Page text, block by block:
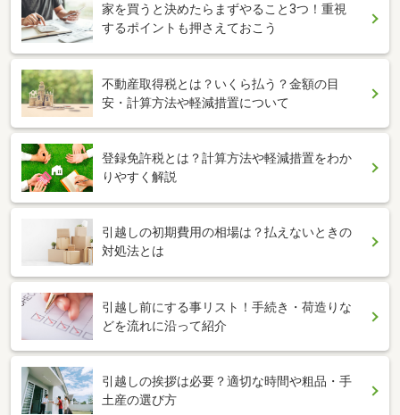
家を買うと決めたらまずやること3つ！重視
するポイントも押さえておこう
不動産取得税とは？いくら払う？金額の目
安・計算方法や軽減措置について
登録免許税とは？計算方法や軽減措置をわか
りやすく解説
引越しの初期費用の相場は？払えないときの
対処法とは
引越し前にする事リスト！手続き・荷造りな
どを流れに沿って紹介
引越しの挨拶は必要？適切な時間や粗品・手
土産の選び方